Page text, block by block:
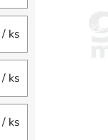
/ ks
/ ks
/ ks